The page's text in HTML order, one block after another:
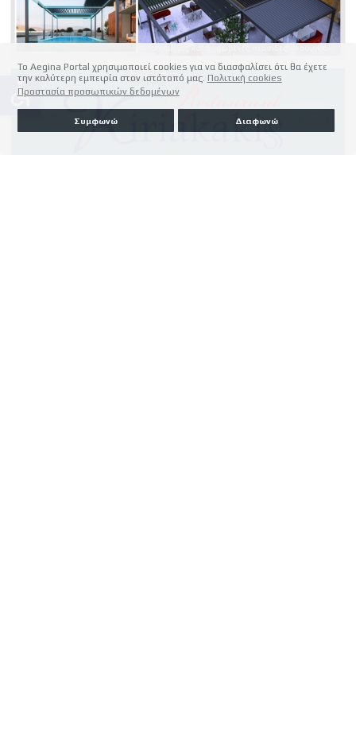
Το Aegina Portal χρησιμοποιεί cookies για να διασφαλίσει ότι θα έχετε
την καλύτερη εμπειρία στον ιστότοπό μας. Πολιτική cookies
Προστασία προσωπικών δεδομένων
Συμφωνώ Διαφωνώ
accessible